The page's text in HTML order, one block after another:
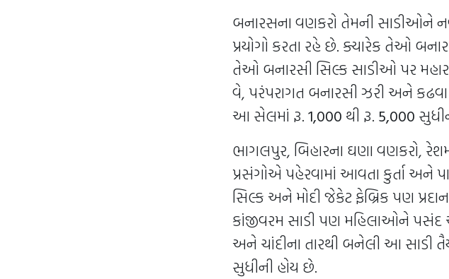
બનારસના વણકરો તેમની સાડીઓને
પ્રયોગો કરતા રહે છે. ક્યારેક તેઓ
તેઓ બનારસી સિલ્ક સાડીઓ પર
વે, પરંપરાગત બનારસી ઝરી અને
આ સેલમાં રૂ.1,000 થી રૂ. 5,000
ભાગલપુર, બિહારના ઘણા વણકરો,
પ્રસંગોએ પહેરવામાં આવતા કુર્તા અને
સિલ્ક અને મોદી જેકેટ ફેબ્રિક પણ
કાંજીવરમ સાડી પણ મહિલાઓને પસંદ
અને ચાંદીના તારથી બનેલી આ સાડી
સુધીની હોય છે.